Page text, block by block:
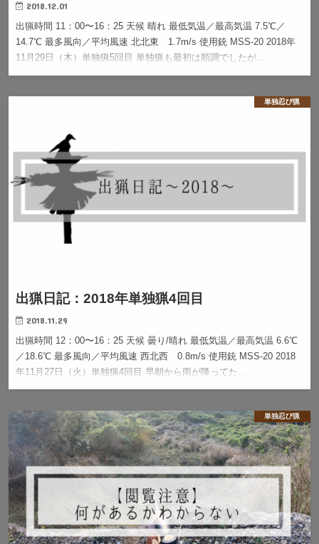
2018.12.01
出猟時間 11：00〜16：25 天候 晴れ 最低気温／最高気温 7.5℃／
14.7℃ 最多風向／平均風速 北北東 1.7m/s 使用銃 MSS-20 2018年
11月29日（木）単独猟5回目 単独猟も最初は順調でしたが…
単独忍び猟
出猟日記：2018年単独猟4回目
2018.11.29
出猟時間 12：00〜16：25 天候 曇り/晴れ 最低気温／最高気温 6.6℃
／18.6℃ 最多風向／平均風速 西北西 0.8m/s 使用銃 MSS-20 2018
年11月27日（火）単独猟4回目 早朝から雨が降ってた…
単独忍び猟